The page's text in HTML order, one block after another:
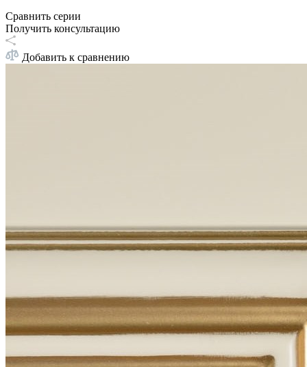
Сравнить серии
Получить консультацию
Добавить к сравнению